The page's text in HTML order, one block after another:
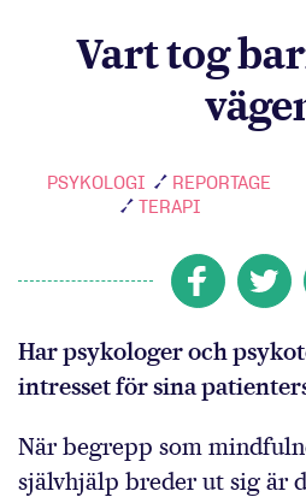
Vart tog
PSYKOLOGI
REPORTAGE
TERAPI
Har psykologer och
intresset för sina
När begrepp som
självhjälp breder ut sig är